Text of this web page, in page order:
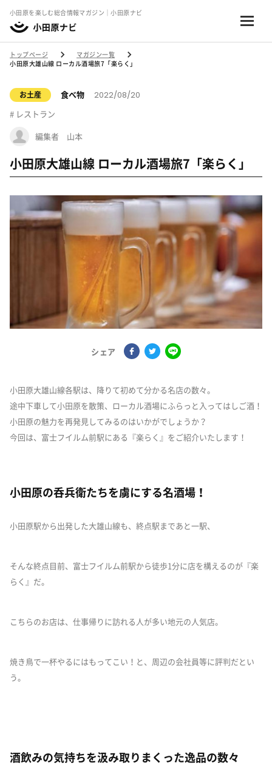
小田原を楽しむ総合情報マガジン｜小田原ナビ
トップページ
マガジン一覧
小田原大雄山線 ローカル酒場旅7「楽らく」
お土産 食べ物 2022/08/20
レストラン
編集者 山本
小田原大雄山線 ローカル酒場旅7「楽らく」
シェア
小田原大雄山線各駅は、降りて初めて分かる名店の数々。
途中下車して小田原を散策、ローカル酒場にふらっと入ってはしご酒！
小田原の魅力を再発見してみるのはいかがでしょうか？
今回は、富士フイルム前駅にある『楽らく』をご紹介いたします！
小田原の呑兵衛たちを虜にする名酒場！
小田原駅から出発した大雄山線も、終点駅まであと一駅、
そんな終点目前、富士フイルム前駅から徒歩1分に店を構えるのが『楽
らく』だ。
こちらのお店は、仕事帰りに訪れる人が多い地元の人気店。
焼き鳥で一杯やるにはもってこい！と、周辺の会社員等に評判だとい
う。
酒飲みの気持ちを汲み取りまくった逸品の数々